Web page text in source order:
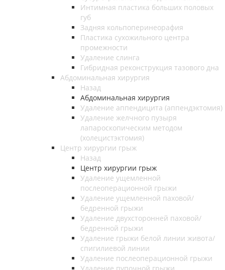
Интимная пластика больших половых
губ
Задняя кольпоперинеорафия
Пластика сухожильного центра
промежности
Удаление слинга
Гибридная реконструкция тазового дна
Абдоминальная хирургия
Назад
Абдоминальная хирургия
Удаление аппендицита (аппендэктомия)
Удаление желчного пузыря
лапароскопическим методом
(холецистэктомия)
Центр хирургии грыж
Назад
Центр хирургии грыж
Удаление ущемленной
послеоперационной грыжи
Удаление ущемленной паховой/
бедренной грыжи
Удаление двухсторонней паховой/
бедренной грыжи
Удаление грыжи белой линии живота/
спигилиевой линии
Удаление послеоперационной грыжи